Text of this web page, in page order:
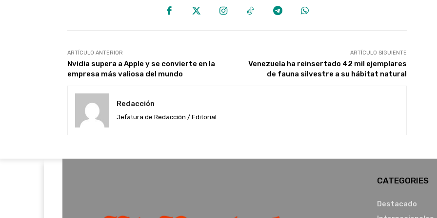
ARTÍCULO ANTERIOR
Nvidia supera a Apple y se convierte en la
empresa más valiosa del mundo
ARTÍCULO SIGUIENTE
Venezuela ha reinsertado 42 mil ejemplares
de fauna silvestre a su hábitat natural
Redacción
Jefatura de Redacción / Editorial
CATEGORIES
Destacado